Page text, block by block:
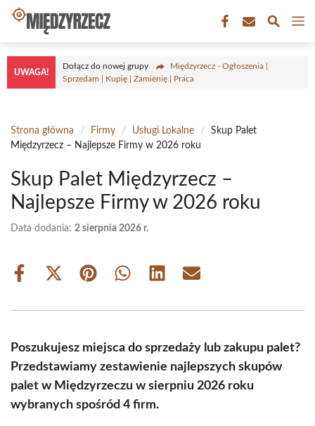
Przejdź
treści
UWAGA!
Dołącz do nowej grupy
Międzyrzecz - Ogłoszenia |
Sprzedam | Kupię | Zamienię | Praca
Strona główna / Firmy / Usługi Lokalne /
Skup Palet
Międzyrzecz – Najlepsze Firmy w 2026 roku
Skup Palet Międzyrzecz –
Najlepsze Firmy w 2026 roku
Data dodania: 2 sierpnia 2026 r.
Share
Share
(Twitter)
Share Share Share Share
Poszukujesz miejsca do sprzedaży lub zakupu palet?
Przedstawiamy zestawienie najlepszych skupów
palet w Międzyrzeczu w sierpniu 2026 roku
wybranych spośród 4 firm.